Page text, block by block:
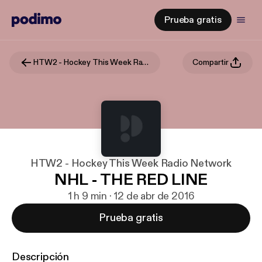
Prueba gratis
HTW2 - Hockey This Week Radio Network Compartir
HTW2 - Hockey This Week Radio Network
NHL - THE RED LINE
1 h 9 min · 12 de abr de 2016
Prueba gratis
Descripción